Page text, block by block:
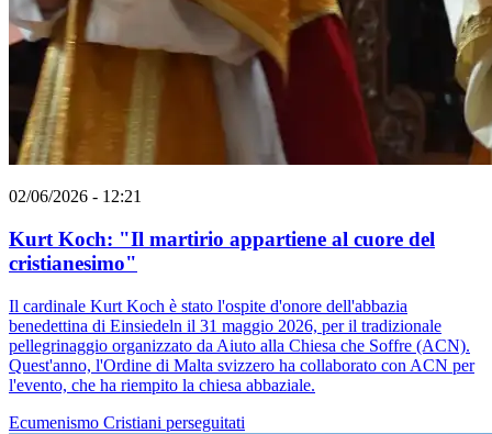
02/06/2026 - 12:21
Kurt Koch: "Il martirio appartiene al cuore del
cristianesimo"
Il cardinale Kurt Koch è stato l'ospite d'onore dell'abbazia
benedettina di Einsiedeln il 31 maggio 2026, per il tradizionale
pellegrinaggio organizzato da Aiuto alla Chiesa che Soffre (ACN).
Quest'anno, l'Ordine di Malta svizzero ha collaborato con ACN per
l'evento, che ha riempito la chiesa abbaziale.
Ecumenismo Cristiani perseguitati